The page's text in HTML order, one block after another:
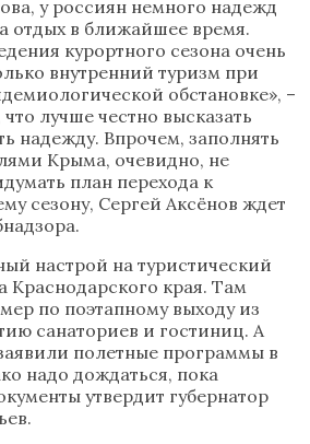
у россиян немного надежд
отдых в ближайшее время.
курортного сезона очень
внутренний туризм при
обстановке», –
лучше честно высказать
надежду. Впрочем, заполнять
Крыма, очевидно, не
план перехода к
сезону, Сергей Аксёнов ждет
настрой на туристический
Краснодарского края. Там
по поэтапному выходу из
санаториев и гостиниц. А
полетные программы в
надо дождаться, пока
утвердит губернатор